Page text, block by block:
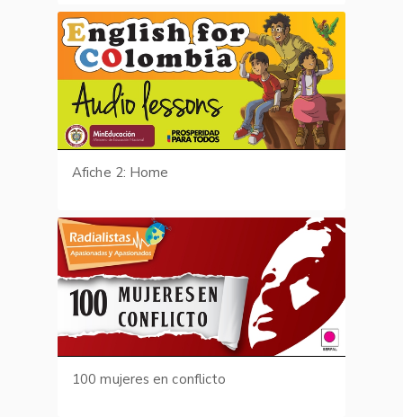
Afiche 2: Home
100 mujeres en conflicto